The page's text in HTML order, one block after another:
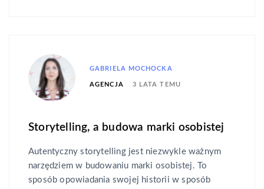
GABRIELA MOCHOCKA
AGENCJA 3 LATA TEMU
Storytelling, a budowa marki osobistej
Autentyczny storytelling jest niezwykle ważnym
narzędziem w budowaniu marki osobistej. To
sposób opowiadania swojej historii w sposób